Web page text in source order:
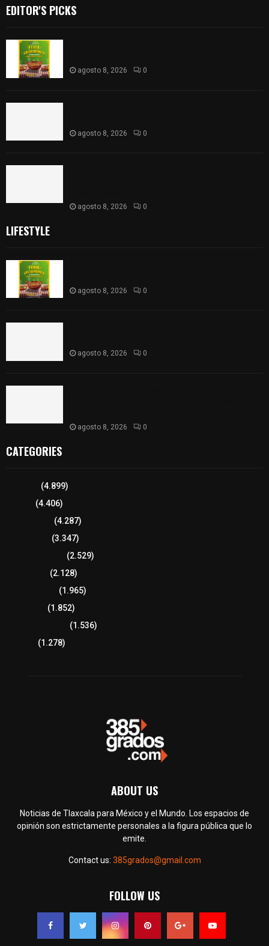
EDITOR'S PICKS
agosto 8, 2026 0
agosto 8, 2026 0
agosto 8, 2026 0
LIFESTYLE
agosto 8, 2026 0
agosto 8, 2026 0
agosto 8, 2026 0
CATEGORIES
(4.899)
(4.406)
(4.287)
(3.347)
(2.529)
(2.128)
(1.965)
(1.852)
(1.536)
(1.278)
ABOUT US
Noticias de Tlaxcala para México y el Mundo. Los espacios de
opinión son estrictamente personales a la figura pública que lo
emite.
Contact us: 385grados@gmail.com
FOLLOW US